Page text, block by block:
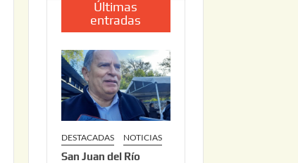
Últimas
entradas
DESTACADAS NOTICIAS
San Juan del Río